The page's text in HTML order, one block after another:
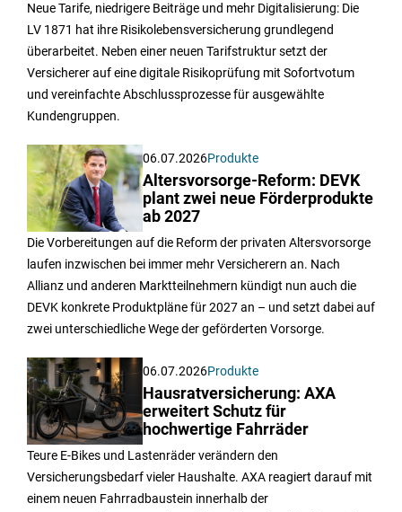
Neue Tarife, niedrigere Beiträge und mehr Digitalisierung: Die
LV 1871 hat ihre Risikolebensversicherung grundlegend
überarbeitet. Neben einer neuen Tarifstruktur setzt der
Versicherer auf eine digitale Risikoprüfung mit Sofortvotum
und vereinfachte Abschlussprozesse für ausgewählte
Kundengruppen.
06.07.2026Produkte
Altersvorsorge-Reform: DEVK
plant zwei neue Förderprodukte
ab 2027
Die Vorbereitungen auf die Reform der privaten Altersvorsorge
laufen inzwischen bei immer mehr Versicherern an. Nach
Allianz und anderen Marktteilnehmern kündigt nun auch die
DEVK konkrete Produktpläne für 2027 an – und setzt dabei auf
zwei unterschiedliche Wege der geförderten Vorsorge.
06.07.2026Produkte
Hausratversicherung: AXA
erweitert Schutz für
hochwertige Fahrräder
Teure E-Bikes und Lastenräder verändern den
Versicherungsbedarf vieler Haushalte. AXA reagiert darauf mit
einem neuen Fahrradbaustein innerhalb der